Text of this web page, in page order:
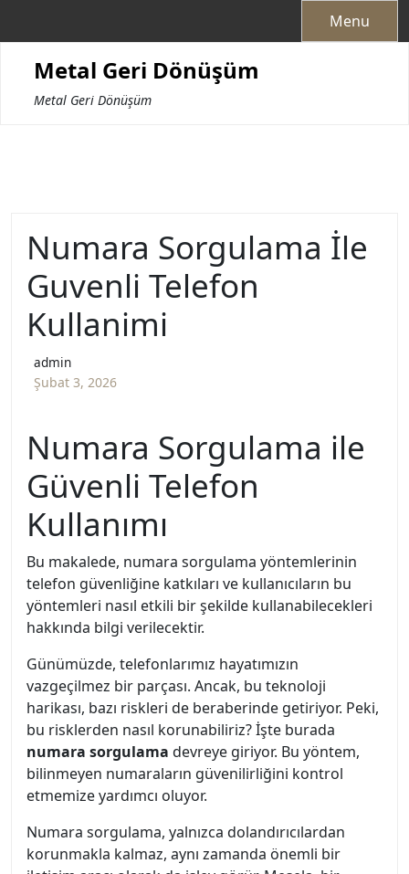
Menu
Metal Geri Dönüşüm
Metal Geri Dönüşüm
Numara Sorgulama İle
Guvenli Telefon
Kullanimi
admin
Şubat 3, 2026
Numara Sorgulama ile
Güvenli Telefon
Kullanımı
Bu makalede, numara sorgulama yöntemlerinin
telefon güvenliğine katkıları ve kullanıcıların bu
yöntemleri nasıl etkili bir şekilde kullanabilecekleri
hakkında bilgi verilecektir.
Günümüzde, telefonlarımız hayatımızın
vazgeçilmez bir parçası. Ancak, bu teknoloji
harikası, bazı riskleri de beraberinde getiriyor. Peki,
bu risklerden nasıl korunabiliriz? İşte burada
numara sorgulama devreye giriyor. Bu yöntem,
bilinmeyen numaraların güvenilirliğini kontrol
etmemize yardımcı oluyor.
Numara sorgulama, yalnızca dolandırıcılardan
korunmakla kalmaz, aynı zamanda önemli bir